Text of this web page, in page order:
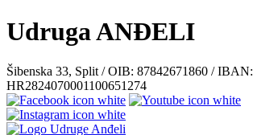
Udruga ANĐELI
Šibenska 33, Split / OIB: 87842671860 / IBAN:
HR2824070001100651274